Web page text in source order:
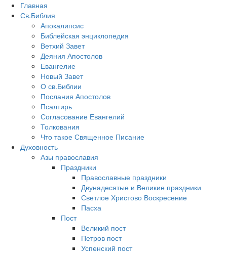
Главная
Св.Библия
Апокалипсис
Библейская энциклопедия
Ветхий Завет
Деяния Апостолов
Евангелие
Новый Завет
О св.Библии
Послания Апостолов
Псалтирь
Согласование Евангелий
Толкования
Что такое Священное Писание
Духовность
Азы православия
Праздники
Православные праздники
Двунадесятые и Великие праздники
Светлое Христово Воскресение
Пасха
Пост
Великий пост
Петров пост
Успенский пост